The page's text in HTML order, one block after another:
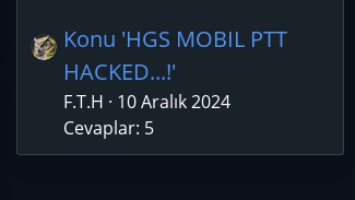
Konu 'HGS MOBIL PTT
HACKED...!'
F.T.H
10 Aralık 2024
Cevaplar: 5